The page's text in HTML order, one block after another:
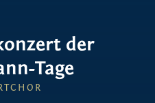
der
Tage